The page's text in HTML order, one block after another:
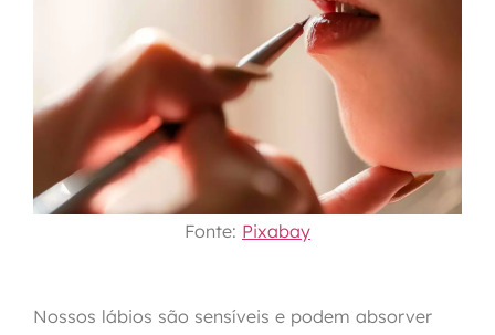
Fonte: Pixabay
Nossos lábios são sensíveis e podem absorver